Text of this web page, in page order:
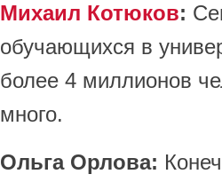
Михаил Котюков:
обучающихся в
более 4 миллионов
много.
Ольга Орлова: